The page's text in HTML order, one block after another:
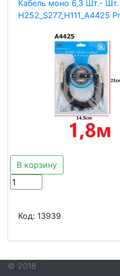
Кабель моно 6,3 Шт.- Шт.
H252_S277_H111_A4425
В корзину
Код: 13939
© 2018